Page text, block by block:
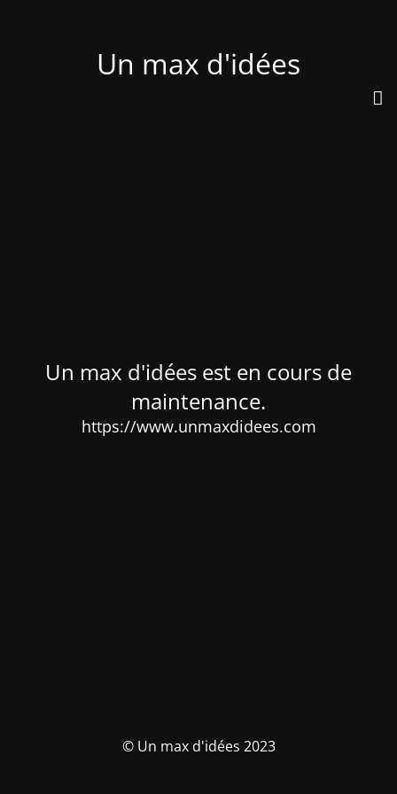
Un max d'idées
Un max d'idées est en cours de
maintenance.
https://www.unmaxdidees.com
© Un max d'idées 2023